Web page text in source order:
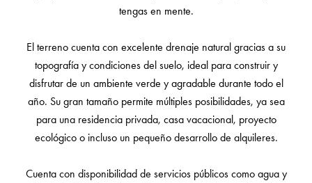
tengas en mente.
El terreno cuenta con excelente drenaje natural gracias a su
topografía y condiciones del suelo, ideal para construir y
disfrutar de un ambiente verde y agradable durante todo el
año. Su gran tamaño permite múltiples posibilidades, ya sea
para una residencia privada, casa vacacional, proyecto
ecológico o incluso un pequeño desarrollo de alquileres.
Cuenta con disponibilidad de servicios públicos como agua y